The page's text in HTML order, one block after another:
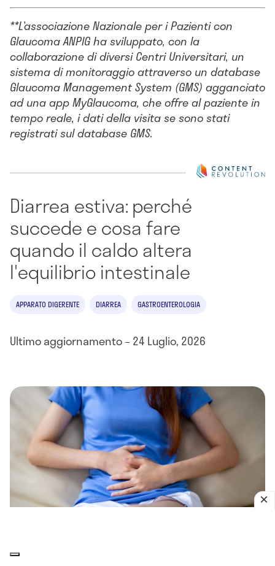
**L’associazione Nazionale per i Pazienti con
Glaucoma ANPIG ha sviluppato, con la
collaborazione di diversi Centri Universitari, un
sistema di monitoraggio attraverso un database
Glaucoma Management System (GMS) agganciato
ad una app MyGlaucoma, che offre al paziente in
tempo reale, i dati della visita se sono stati
registrati sul database GMS.
Diarrea estiva: perché
succede e cosa fare
quando il caldo altera
l'equilibrio intestinale
APPARATO DIGERENTE DIARREA GASTROENTEROLOGIA
Ultimo aggiornamento – 24 Luglio, 2026